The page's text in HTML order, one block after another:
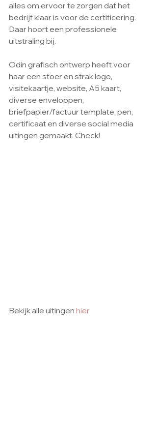
alles om ervoor te zorgen dat het
bedrijf klaar is voor de certificering.
Daar hoort een professionele
uitstraling bij.
Odin grafisch ontwerp heeft voor
haar een stoer en strak logo,
visitekaartje, website, A5 kaart,
diverse enveloppen,
briefpapier/factuur template, pen,
certificaat en diverse social media
uitingen gemaakt. Check!
Bekijk alle uitingen hier